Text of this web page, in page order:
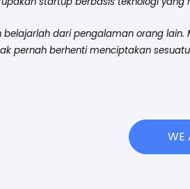
dari pengalaman orang
pernah berhenti menciptakan
WE